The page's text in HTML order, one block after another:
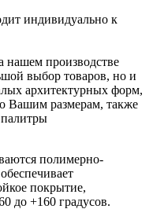
индивидуально к
нашем производстве
выбор товаров, но и
архитектурных форм,
Вашим размерам, также
полимерно-
покрытие,
до +160 градусов.